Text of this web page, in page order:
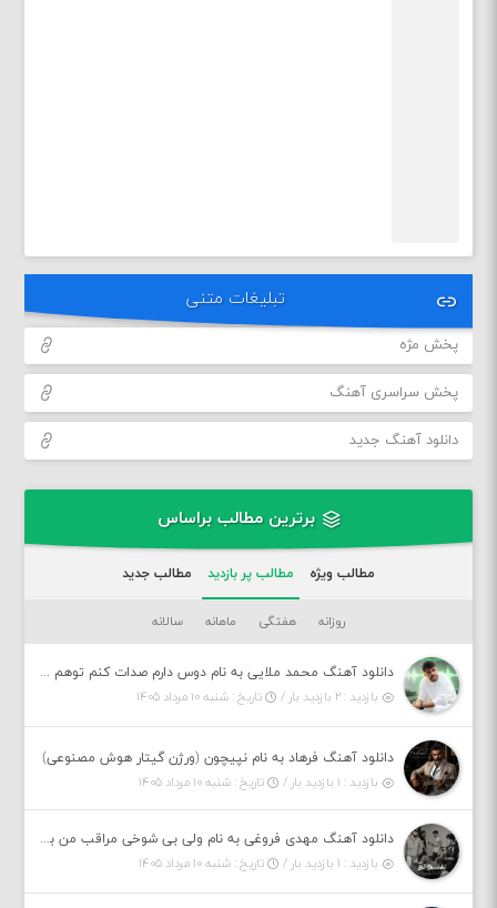
تبلیغات متنی
پخش مژه
پخش سراسری آهنگ
دانلود آهنگ جدید
برترین مطالب براساس
مطالب ویژه مطالب پر بازدید مطالب جدید
روزانه هفتگی ماهانه سالانه
دانلود آهنگ محمد ملایی به نام دوس دارم صدات کنم توهم بگی جونم نیمه پنهونم
بازدید : ۲ بازدید بار /
تاریخ : شنبه ۱۰ مرداد ۱۴۰۵
دانلود آهنگ فرهاد به نام نپیچون (ورژن گیتار هوش مصنوعی)
بازدید : ۱ بازدید بار /
تاریخ : شنبه ۱۰ مرداد ۱۴۰۵
دانلود آهنگ مهدی فروغی به نام ولی بی شوخی مراقب من باش
بازدید : ۱ بازدید بار /
تاریخ : شنبه ۱۰ مرداد ۱۴۰۵